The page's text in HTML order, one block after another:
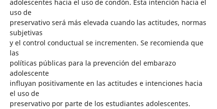
adolescentes hacia el uso de condón. Esta intención hacia el
uso de
preservativo será más elevada cuando las actitudes, normas
subjetivas
y el control conductual se incrementen. Se recomienda que
las
políticas públicas para la prevención del embarazo
adolescente
influyan positivamente en las actitudes e intenciones hacia
el uso de
preservativo por parte de los estudiantes adolescentes.